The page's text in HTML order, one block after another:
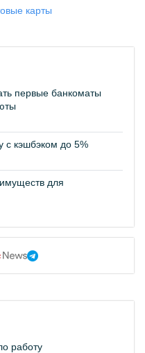
карты
первые банкоматы
с кэшбэком до 5%
для
работу